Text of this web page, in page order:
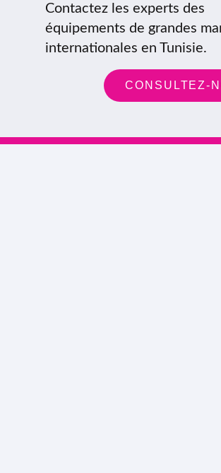
Contactez les experts des
équipements de grandes
internationales en Tunisie.
CONSULTEZ-